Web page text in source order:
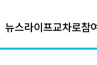
뉴스라이프교차로참